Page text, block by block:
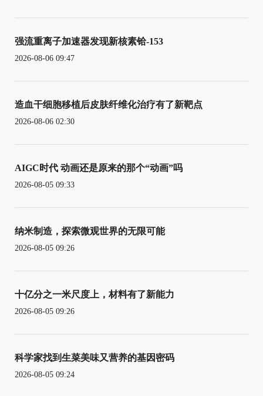
强流重离子加速器发现新核素铪-153
2026-08-06 09:47
造血干细胞移植后皮肤纤维化治疗有了新靶点
2026-08-06 02:30
AIGC时代 动画还是原来的那个“动画”吗
2026-08-05 09:33
纳米制造，探索微观世界的无限可能
2026-08-05 09:26
十亿分之一米尺度上，材料有了新能力
2026-08-05 09:26
科学家找到生菜美味又营养的基因密码
2026-08-05 09:24